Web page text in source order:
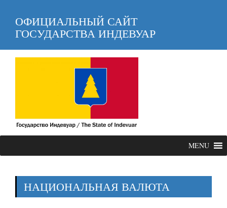
ОФИЦИАЛЬНЫЙ САЙТ
ГОСУДАРСТВА ИНДЕВУАР
MENU
НАЦИОНАЛЬНАЯ ВАЛЮТА